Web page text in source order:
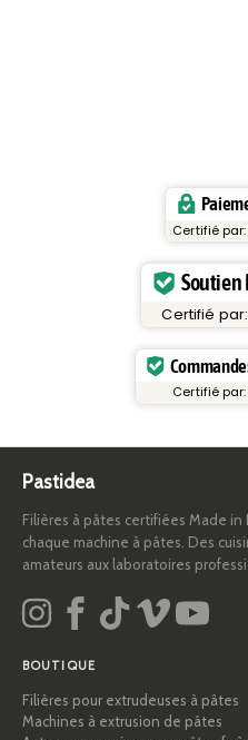
Certifié par:
Soutien
Certifié par:
Certifié par:
Pastidea
Filières à pâtes certifiées Made in
chaque machine à pâtes. Des
amateurs aux laboratoires
BOUTIQUE
Filières pour extrudeuses à pâtes
Machines à extrusion de pâtes